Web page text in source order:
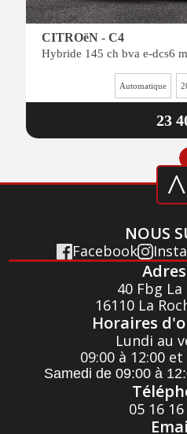
CITROëN - C4
Automatique
23
^
NOUS
Facebook
40 Fbg La
16110 La
Horaires
Lundi au
09:00 à 12:00
Samedi de 09:00 à
05 16